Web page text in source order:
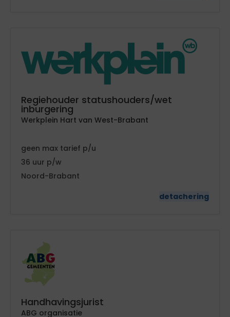
Regiehouder statushouders/wet
inburgering
Werkplein Hart van West-Brabant
geen
tarief
36
Noord-Brabant
detachering
Handhavingsjurist
ABG organisatie